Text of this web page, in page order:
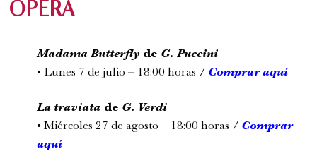
ÓPERA
Madama Butterfly de G. Puccini
• Lunes 7 de julio – 18:00 horas / Comprar aquí
La traviata de G. Verdi
• Miércoles 27 de agosto – 18:00 horas / Comprar
aquí